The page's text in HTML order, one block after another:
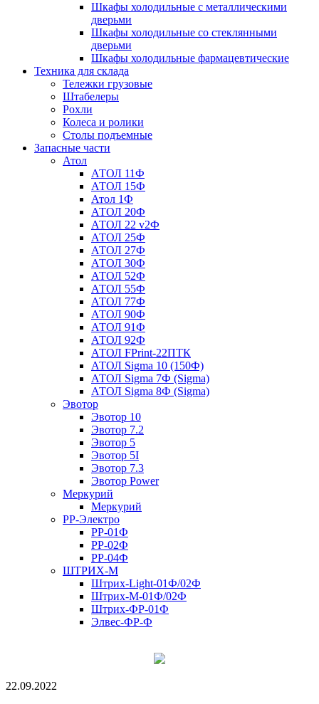
Шкафы холодильные с металлическими
дверьми
Шкафы холодильные со стеклянными
дверьми
Шкафы холодильные фармацевтические
Техника для склада
Тележки грузовые
Штабелеры
Рохли
Колеса и ролики
Столы подъемные
Запасные части
Атол
АТОЛ 11Ф
АТОЛ 15Ф
Атол 1Ф
АТОЛ 20Ф
АТОЛ 22 v2Ф
АТОЛ 25Ф
АТОЛ 27Ф
АТОЛ 30Ф
АТОЛ 52Ф
АТОЛ 55Ф
АТОЛ 77Ф
АТОЛ 90Ф
АТОЛ 91Ф
АТОЛ 92Ф
АТОЛ FPrint-22ПТК
АТОЛ Sigma 10 (150Ф)
АТОЛ Sigma 7Ф (Sigma)
АТОЛ Sigma 8Ф (Sigma)
Эвотор
Эвотор 10
Эвотор 7.2
Эвотор 5
Эвотор 5I
Эвотор 7.3
Эвотор Power
Меркурий
Меркурий
РР-Электро
РР-01Ф
РР-02Ф
РР-04Ф
ШТРИХ-М
Штрих-Light-01Ф/02Ф
Штрих-М-01Ф/02Ф
Штрих-ФР-01Ф
Элвес-ФР-Ф
22.09.2022